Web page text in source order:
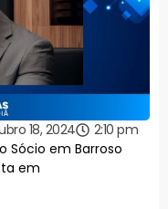
18, 2024
2:10 pm
Sócio em Barroso
em